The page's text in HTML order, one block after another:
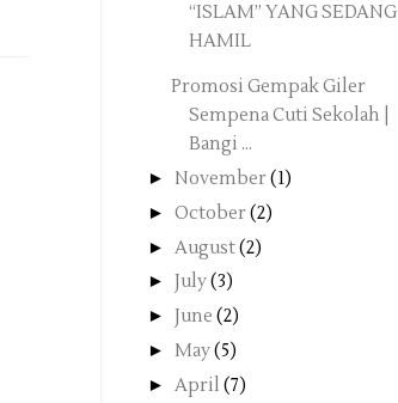
‘‘ISLAM’’ YANG SEDANG
HAMIL
Promosi Gempak Giler
Sempena Cuti Sekolah |
Bangi ...
► November(1)
► October(2)
► August(2)
► July(3)
► June (2)
► May(5)
► April (7)